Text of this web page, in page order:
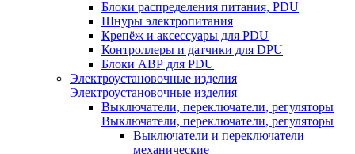
Блоки распределения питания, PDU
Шнуры электропитания
Крепёж и аксессуары для PDU
Контроллеры и датчики для DPU
Блоки АВР для PDU
Электроустановочные изделия
Электроустановочные изделия
Выключатели, переключатели, регуляторы
Выключатели, переключатели, регуляторы
Выключатели и переключатели
механические